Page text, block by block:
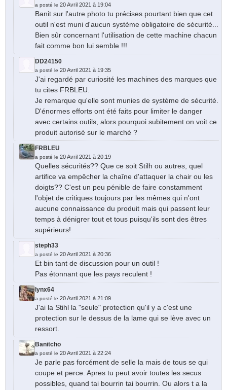
a posté le 20 Avril 2021 à 19:04
Banit sur l'autre photo tu précises pourtant bien que cet
outil n'est muni d'aucun système obligatoire de sécurité...
Bien sûr concernant l'utilisation de cette machine chacun
fait comme bon lui semble !!!
DD24150
a posté le 20 Avril 2021 à 19:35
J'ai regardé par curiosité les machines des marques que
tu cites FRBLEU.
Je remarque qu'elle sont munies de système de sécurité.
D'énormes efforts ont été faits pour limiter le danger
avec certains outils, alors pourquoi subitement on voit ce
produit autorisé sur le marché ?
FRBLEU
a posté le 20 Avril 2021 à 20:19
Quelles sécurités?? Que ce soit Stilh ou autres, quel
artifice va empêcher la chaîne d'attaquer la chair ou les
doigts?? C'est un peu pénible de faire constamment
l'objet de critiques toujours par les mêmes qui n'ont
aucune connaissance du produit mais qui passent leur
temps à dénigrer tout et tous puisqu'ils sont des êtres
supérieurs!
steph33
a posté le 20 Avril 2021 à 20:36
Et bin tant de discussion pour un outil !
Pas étonnant que les pays reculent !
lynx64
a posté le 20 Avril 2021 à 21:09
J'ai la Stihl la "seule" protection qu'il y a c'est une
protection sur le dessus de la lame qui se lève avec un
ressort.
Banitcho
a posté le 20 Avril 2021 à 22:24
Je parle pas forcément de selle la mais de tous se qui
coupe et perce. Apres tu peut avoir toutes les secus
possibles, quand tai bourrin tai bourrin. Ou alors t a la